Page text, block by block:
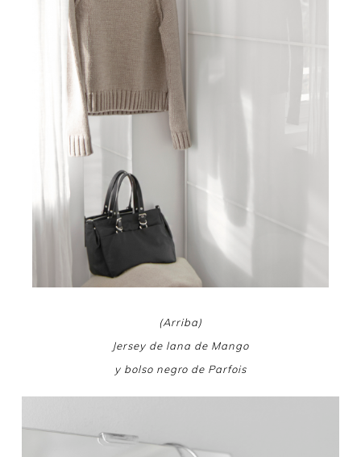
(Arriba)
Jersey de lana de Mango
y bolso negro de Parfois